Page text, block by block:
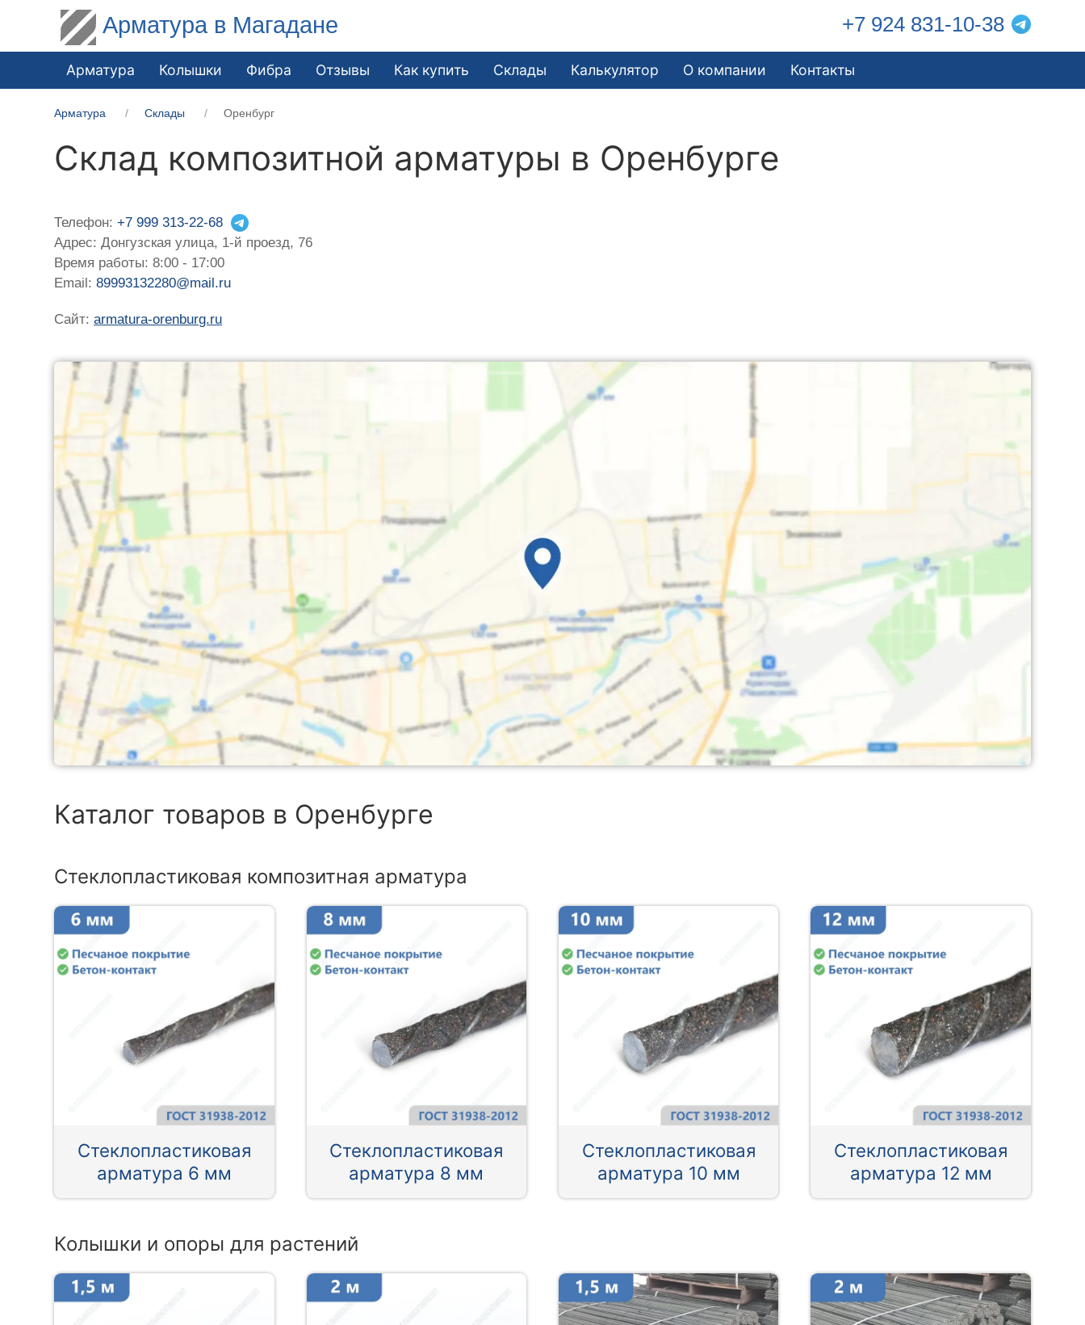
Арматура в Магадане +7 924 831-10-38
Арматура Колышки Фибра Отзывы Как купить Склады Калькулятор О компании Контакты
Арматура Склады Оренбург
Склад композитной арматуры в Оренбурге
Телефон:+7 999 313-22-68
Адрес: Донгузская улица, 1-й проезд, 76
Время работы: 8:00 - 17:00
Email:89993132280@mail.ru
Сайт:armatura-orenburg.ru
Каталог товаров в Оренбурге
Стеклопластиковая композитная арматура
Стеклопластиковая
арматура 6 мм
Стеклопластиковая
арматура 8 мм
Стеклопластиковая
арматура 10 мм
Стеклопластиковая
арматура 12 мм
Колышки и опоры для растений